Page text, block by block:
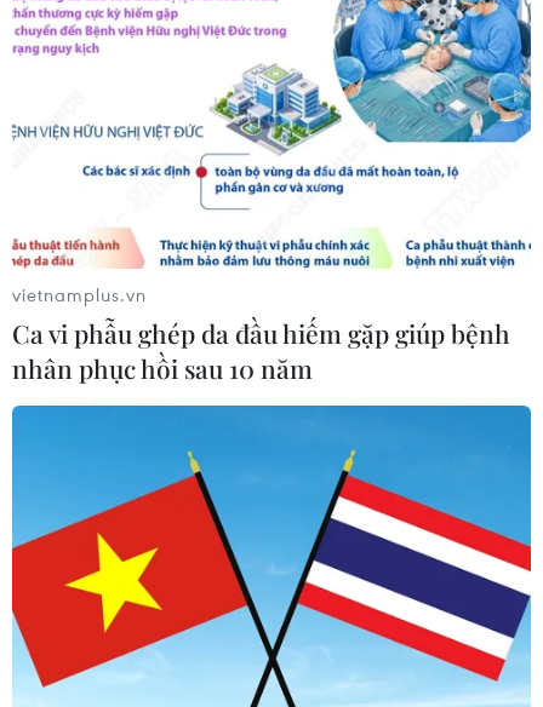
Quân đội Hàn Quốc thông báo Triều
Tiên phóng vật thể chưa xác định
Dấu mốc quan trọng trong quan hệ
Việt Nam-Australia
06/08/2026 08:29
Hàn Quốc tăng cường giải pháp
06/08/2026 04:52
Tổng Bí thư, Chủ tịch nước Tô Lâm
sẽ thăm cấp Nhà nước tới Australia và
New Zealand
06/08/2026 04:30
vietnamplus.vn
Ca vi phẫu ghép da đầu hiếm gặp giúp bệnh
nhân phục hồi sau 10 năm